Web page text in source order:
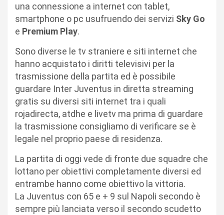
una connessione a internet con tablet,
smartphone o pc usufruendo dei servizi Sky Go
e Premium Play.
Sono diverse le tv straniere e siti internet che
hanno acquistato i diritti televisivi per la
trasmissione della partita ed è possibile
guardare Inter Juventus in diretta streaming
gratis su diversi siti internet tra i quali
rojadirecta, atdhe e livetv ma prima di guardare
la trasmissione consigliamo di verificare se è
legale nel proprio paese di residenza.
La partita di oggi vede di fronte due squadre che
lottano per obiettivi completamente diversi ed
entrambe hanno come obiettivo la vittoria.
La Juventus con 65 e + 9 sul Napoli secondo è
sempre più lanciata verso il secondo scudetto